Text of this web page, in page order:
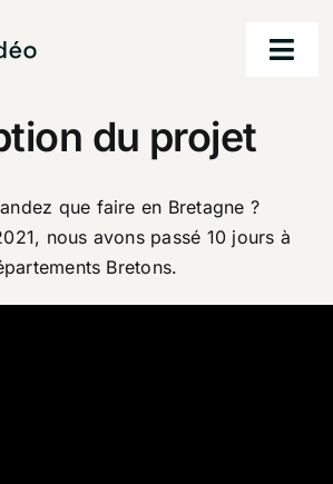
accueil
nos services
nos réalisations
du projet
que faire en Bretagne ?
nous avons passé 10 jours à
Bretons.